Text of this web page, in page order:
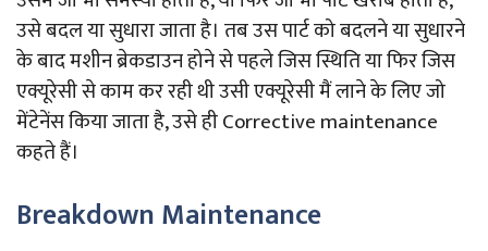
उसे बदल या सुधारा जाता है। तब उस पार्ट को बदलने या सुधारने
के बाद मशीन ब्रेकडाउन होने से पहले जिस स्थिति या फिर जिस
एक्यूरेसी से काम कर रही थी उसी एक्यूरेसी मैं लाने के लिए जो
मेंटेनेंस किया जाता है, उसे ही Corrective maintenance
कहते हैं।
Breakdown Maintenance